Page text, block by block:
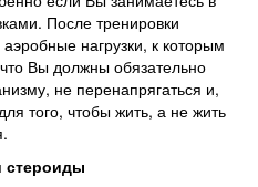
После тренировки
нагрузки, к которым
Вы должны обязательно
не перенапрягаться и,
того, чтобы жить, а не жить
стероиды